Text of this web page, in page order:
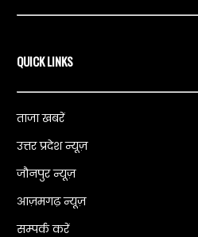
QUICK LINKS
ताजा खबरें
उत्तर प्रदेश न्यूज़
जौनपुर न्यूज़
आज़मगढ़ न्यूज़
सम्पर्क करें